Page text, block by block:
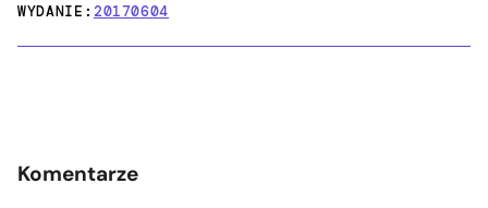
WYDANIE:20170604
Komentarze